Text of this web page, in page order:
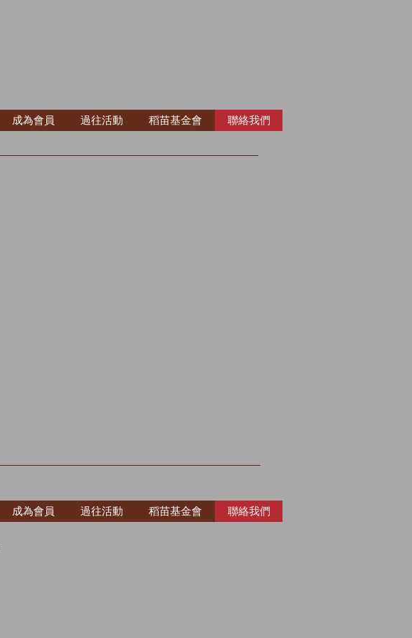
成為會員 過往活動 稻苗基金會 聯絡我們
成為會員 過往活動 稻苗基金會 聯絡我們